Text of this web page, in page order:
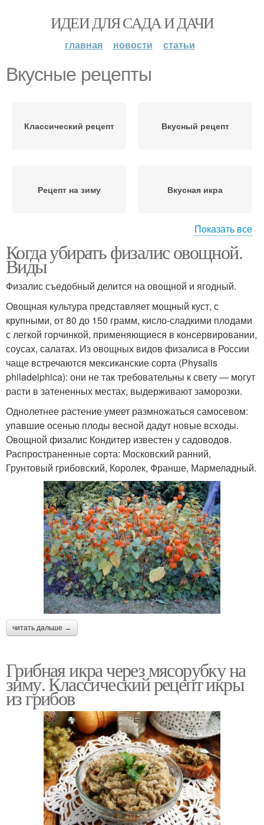
ИДЕИ ДЛЯ САДА И ДАЧИ
главная новости статьи
Вкусные рецепты
Классический рецепт Вкусный рецепт
Рецепт на зиму Вкусная икра
Рецепт с чесноком Вкусная закуска
Домашний рецепт Пошаговые рецепты
Вкусный компот Вкусный салат
Капустный рецепт Быстрые рецепты
Ингредиенты в
рецептах
Пошаговый рецепт
Рецепт с фото Вкусные заготовки
Показать все
Когда убирать физалис овощной.
Виды
Физалис съедобный делится на овощной и ягодный.
Овощная культура представляет мощный куст, с
крупными, от 80 до 150 грамм, кисло-сладкими плодами
с легкой горчинкой, применяющиеся в консервировании,
соусах, салатах. Из овощных видов физалиса в России
чаще встречаются мексиканские сорта (Physalis
philadelphica): они не так требовательны к свету — могут
расти в затененных местах, выдерживают заморозки.
Однолетнее растение умеет размножаться самосевом:
упавшие осенью плоды весной дадут новые всходы.
Овощной физалис Кондитер известен у садоводов.
Распространенные сорта: Московский ранний,
Грунтовый грибовский, Королек, Франше, Мармеладный.
читать дальше →
Грибная икра через мясорубку на
зиму. Классический рецепт икры
из грибов